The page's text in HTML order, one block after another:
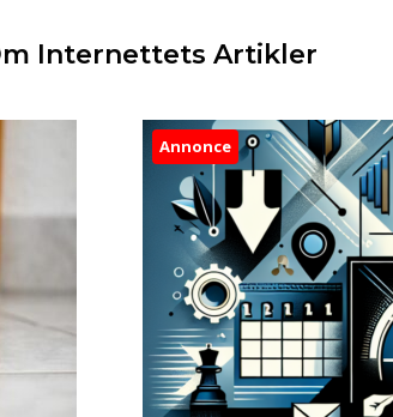
Internettets Artikler
Annonce